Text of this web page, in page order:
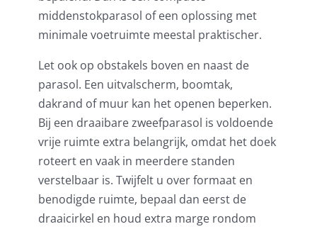
middenstokparasol of een oplossing met
minimale voetruimte meestal praktischer.
Let ook op obstakels boven en naast de
parasol. Een uitvalscherm, boomtak,
dakrand of muur kan het openen beperken.
Bij een draaibare zweefparasol is voldoende
vrije ruimte extra belangrijk, omdat het doek
roteert en vaak in meerdere standen
verstelbaar is. Twijfelt u over formaat en
benodigde ruimte, bepaal dan eerst de
draaicirkel en houd extra marge rondom